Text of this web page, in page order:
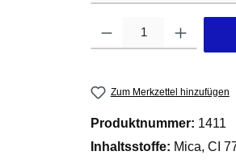
Zum Merkzettel hinzufügen
Produktnummer: 1411
Inhaltsstoffe: Mica, CI